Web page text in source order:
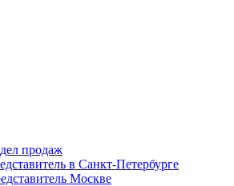
продаж
в Санкт-Петербурге
Москве